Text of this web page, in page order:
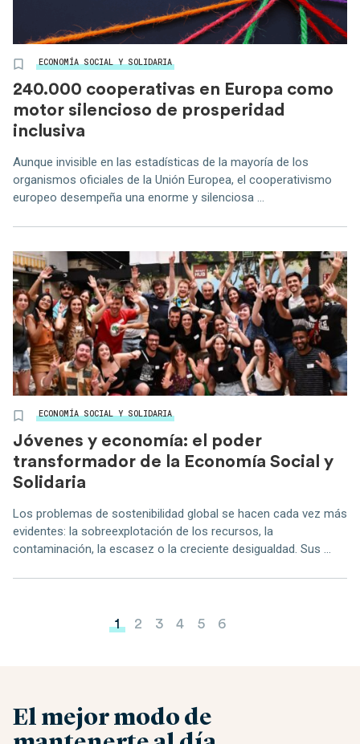
ECONOMÍA SOCIAL Y SOLIDARIA
240.000 cooperativas en Europa como
motor silencioso de prosperidad
inclusiva
Aunque invisible en las estadísticas de la mayoría de los
organismos oficiales de la Unión Europea, el cooperativismo
europeo desempeña una enorme y silenciosa ...
ECONOMÍA SOCIAL Y SOLIDARIA
Jóvenes y economía: el poder
transformador de la Economía Social y
Solidaria
Los problemas de sostenibilidad global se hacen cada vez más
evidentes: la sobreexplotación de los recursos, la
contaminación, la escasez o la creciente desigualdad. Sus ...
Paginación de entradas
1 2 3 4 5 6
El mejor modo de